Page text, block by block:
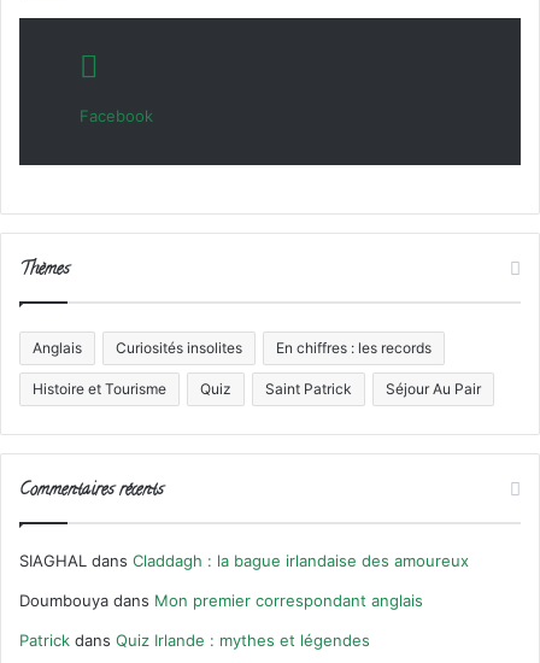
Facebook
Thèmes
Anglais Curiosités insolites En chiffres : les records
Histoire et Tourisme Quiz Saint Patrick Séjour Au Pair
Commentaires récents
SIAGHAL dans Claddagh : la bague irlandaise des amoureux
Doumbouya dans Mon premier correspondant anglais
Patrick dans Quiz Irlande : mythes et légendes